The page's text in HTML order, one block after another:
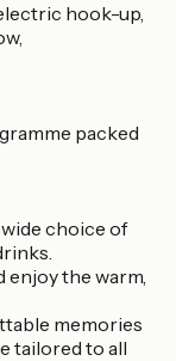
hook-up,
packed
wide choice of
enjoy the warm,
memories
tailored to all